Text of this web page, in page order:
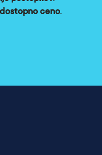
ceno.